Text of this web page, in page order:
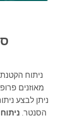
ניתוח
מאוזנים
ניתן לבצע
הסנטר.